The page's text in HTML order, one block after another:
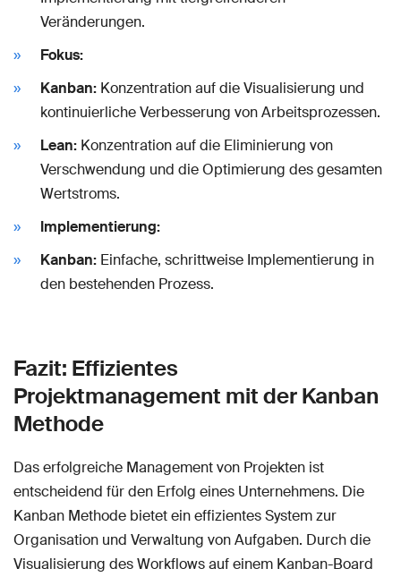
Veränderungen.
Fokus:
Kanban: Konzentration auf die Visualisierung und
kontinuierliche Verbesserung von Arbeitsprozessen.
Lean: Konzentration auf die Eliminierung von
Verschwendung und die Optimierung des gesamten
Wertstroms.
Implementierung:
Kanban: Einfache, schrittweise Implementierung in
den bestehenden Prozess.
Fazit: Effizientes
Projektmanagement mit der Kanban
Methode
Das erfolgreiche Management von Projekten ist
entscheidend für den Erfolg eines Unternehmens. Die
Kanban Methode bietet ein effizientes System zur
Organisation und Verwaltung von Aufgaben. Durch die
Visualisierung des Workflows auf einem Kanban-Board